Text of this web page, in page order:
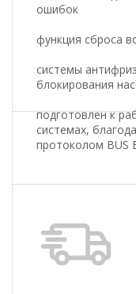
ошибок
функция сброса
системы
блокирования
подготовлен к
системах,
протоколом BUS